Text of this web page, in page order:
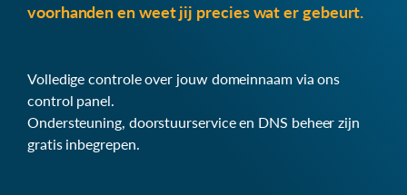
voorhanden en weet jij precies wat er gebeurt.
Volledige controle over jouw domeinnaam via ons
control panel.
Ondersteuning, doorstuurservice en DNS beheer zijn
gratis inbegrepen.